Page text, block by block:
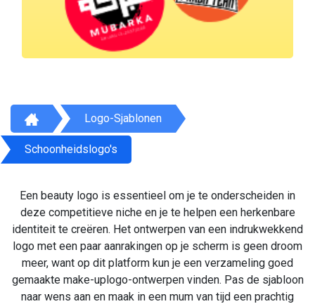
Logo-Sjablonen
Schoonheidslogo's
Een beauty logo is essentieel om je te onderscheiden in
deze competitieve niche en je te helpen een herkenbare
identiteit te creëren. Het ontwerpen van een indrukwekkend
logo met een paar aanrakingen op je scherm is geen droom
meer, want op dit platform kun je een verzameling goed
gemaakte make-uplogo-ontwerpen vinden. Pas de sjabloon
naar wens aan en maak in een mum van tijd een prachtig